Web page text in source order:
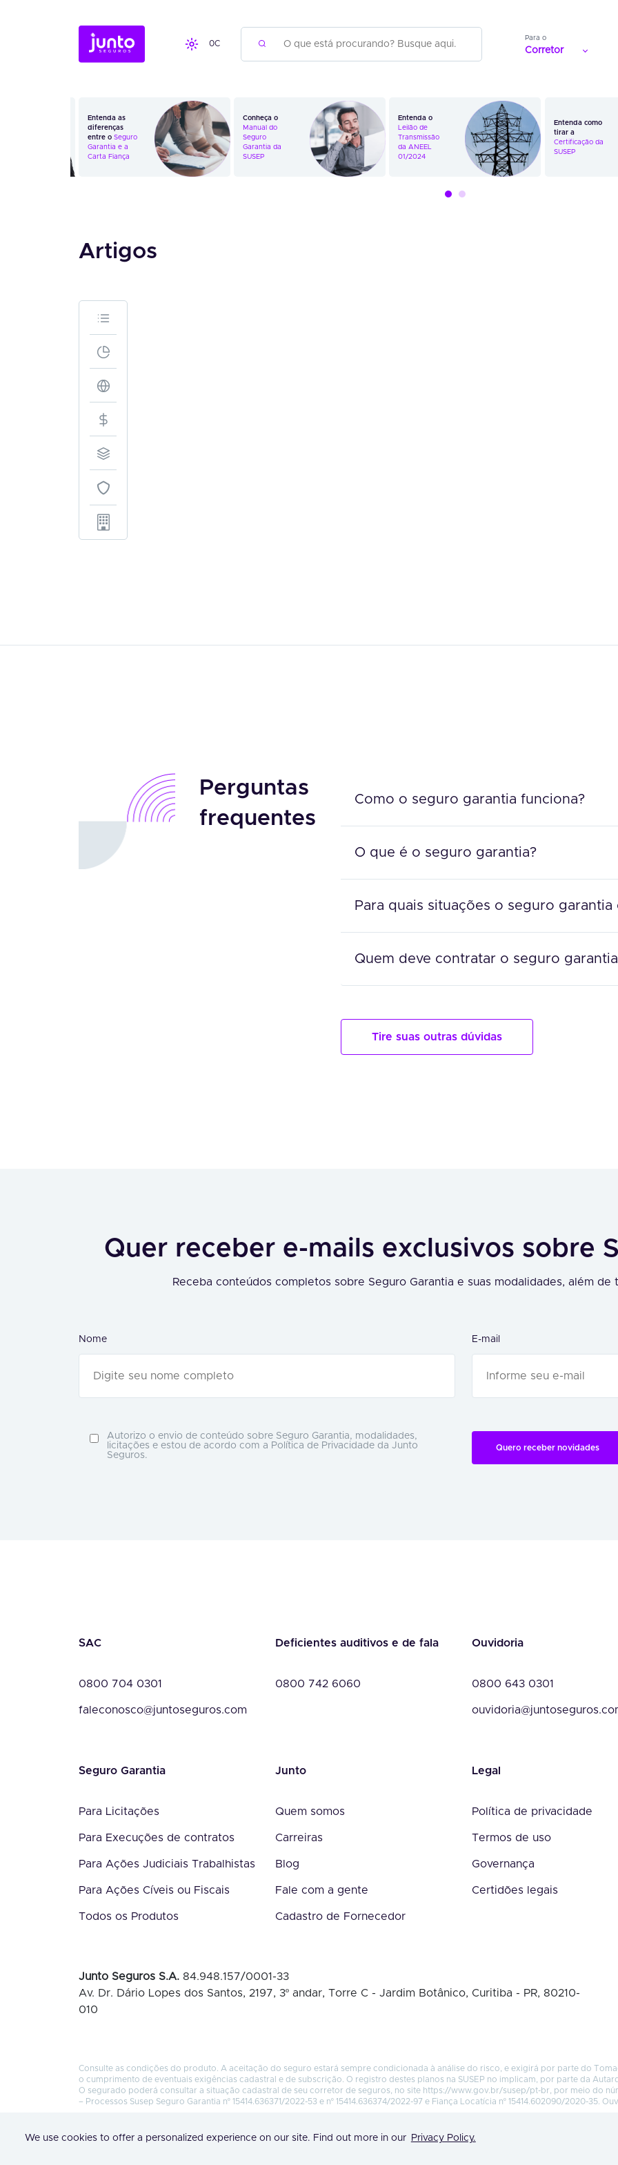
We use cookies to offer a personalized experience on our site. Find out more in our Privacy Policy.
0C
Para o
Corretor
Entenda as
diferenças
entre o Seguro
Garantia e a
Carta Fiança
Conheça o
Manual do
Seguro
Garantia da
SUSEP
Entenda o
Leilão de
Transmissão
da ANEEL
01/2024
Entenda como
tirar a
Certificação da
SUSEP
Artigos
Perguntas
frequentes
Como o seguro garantia funciona?
O que é o seguro garantia?
Para quais situações o seguro garantia
Quem deve contratar o seguro
Tire suas outras dúvidas
Quer receber e-mails exclusivos sobre
Receba conteúdos completos sobre Seguro Garantia e suas modalidades, além de
Nome E-mail
Autorizo o envio de conteúdo sobre Seguro Garantia, modalidades,
licitações e estou de acordo com a Política de Privacidade da Junto
Seguros.
SAC
0800 704 0301
faleconosco@juntoseguros.com
Deficientes auditivos e de fala
0800 742 6060
Ouvidoria
0800 643 0301
Seguro Garantia
Para Licitações
Para Execuções de contratos
Para Ações Judiciais Trabalhistas
Para Ações Cíveis ou Fiscais
Todos os Produtos
Junto
Quem somos
Carreiras
Blog
Fale com a gente
Cadastro de Fornecedor
Legal
Política de privacidade
Termos de uso
Governança
Certidões legais
Junto Seguros S.A. 84.948.157/0001-33
Av. Dr. Dário Lopes dos Santos, 2197, 3º andar, Torre C - Jardim Botânico, Curitiba - PR, 80210-
010
Consulte as condições do produto. A aceitação do seguro estará sempre condicionada à análise do risco, e exigirá por parte do
o cumprimento de eventuais exigências cadastral e de subscrição. O registro destes planos na SUSEP no implicam, por parte da
O segurado poderá consultar a situação cadastral de seu corretor de seguros, no site https://www.gov.br/susep/pt-br , por meio do
– Processos Susep Seguro Garantia nº 15414.636371/2022-53 e nº 15414.636374/2022-97 e Fiança Locatícia nº 15414.602090/2020-35.